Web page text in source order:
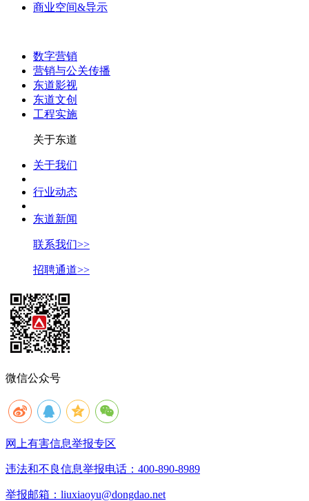
商业空间&导示
数字营销
营销与公关传播
东道影视
东道文创
工程实施
关于东道
关于我们
行业动态
东道新闻
联系我们>>
招聘通道>>
微信公众号
网上有害信息举报专区
违法和不良信息举报电话：400-890-8989
举报邮箱：liuxiaoyu@dongdao.net